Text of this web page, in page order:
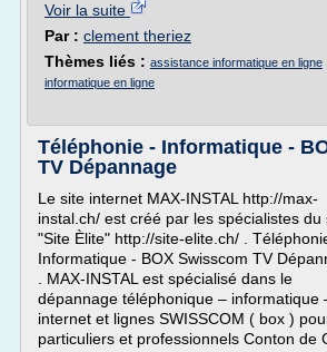
Voir la suite
Par : clement theriez
Thèmes liés : assistance informatique en ligne
informatique en ligne
Téléphonie - Informatique -
TV Dépannage
Le site internet MAX-INSTAL http://max-
instal.ch/ est créé par les spécialistes du
"Site Èlite" http://site-elite.ch/ .
Informatique - BOX Swisscom TV
. MAX-INSTAL est spécialisé dans le
dépannage téléphonique – informatique
internet et lignes SWISSCOM ( box )
particuliers et professionnels Conton de